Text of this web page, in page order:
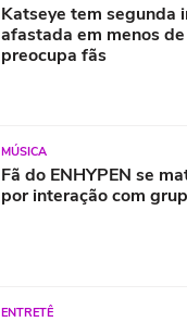
Katseye tem segunda
afastada em menos
preocupa fãs
MÚSICA
Fã do ENHYPEN se
por interação com
ENTRETÊ